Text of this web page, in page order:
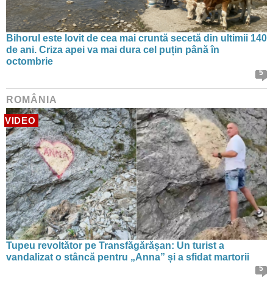
Bihorul este lovit de cea mai cruntă secetă din ultimii 140
de ani. Criza apei va mai dura cel puțin până în
octombrie
5
ROMÂNIA
VIDEO
Tupeu revoltător pe Transfăgărășan: Un turist a
vandalizat o stâncă pentru „Anna” și a sfidat martorii
5